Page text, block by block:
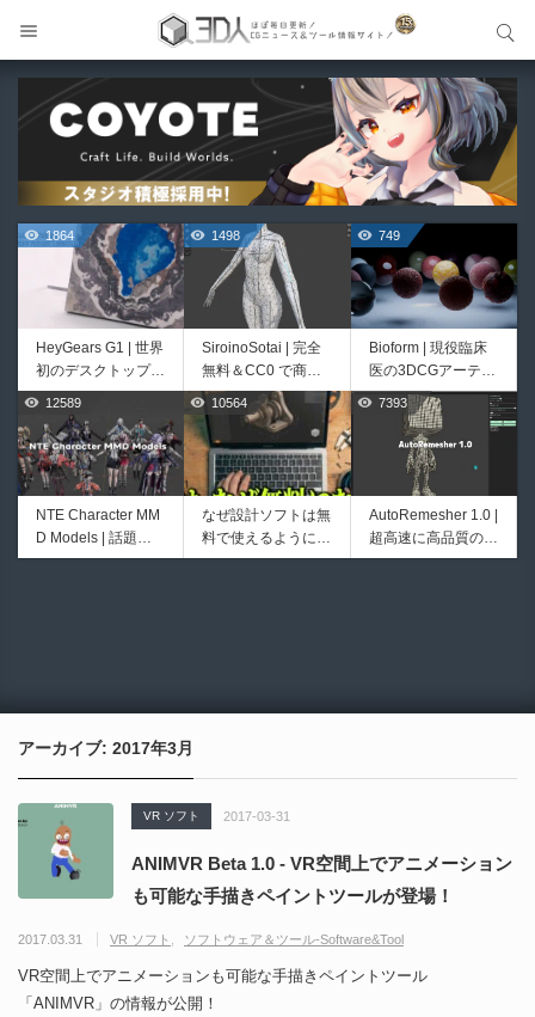
1864
HeyGears G1 | 世界
初のデスクトップ型
フルカラー3D＆UV
統合型プリンターが
登場！
1498
SiroinoSotai | 完全
無料＆CC0 で商用
利用OKなVRChat向
け共通素体3Dモデ
ルが正式リリース！
程よいポリ数＆トポ
ロジーにも注目！
749
Bioform | 現役臨床
医の3DCGアーティ
ストが実際の解剖学
に基づいて構築した
プロシージャルな生
物学的Blenderマテ
リアルアセットアド
オン！無料お試し版
もあるよ！
579
cvELD Schematic V
iew | Softimageライ
クかつNukeの利便
481
Unityエフェクトレ
シピブック パーツ
を組み合わせて作れ
12589
NTE Character MM
D Models | 話題の
ゲーム『NTE（Nev
10564
なぜ設計ソフトは無
料で使えるようにな
ったのか──3D-CA
7393
AutoRemesher 1.0 |
超高速に高品質のク
ワッドポリゴンでリ
能な伸縮式ライトセ
ーバーの開発メイキ
nderのドキュメン
er向けAIエージェン
CGMatter
アーカイブ: 2017年3月
VR ソフト 2017-03-31
ANIMVR Beta 1.0 - VR空間上でアニメーション
も可能な手描きペイントツールが登場！
2017.03.31 VR ソフト ソフトウェア＆ツール-Software&Tool
VR空間上でアニメーションも可能な手描きペイントツール
「ANIMVR」の情報が公開！
サイト内検索